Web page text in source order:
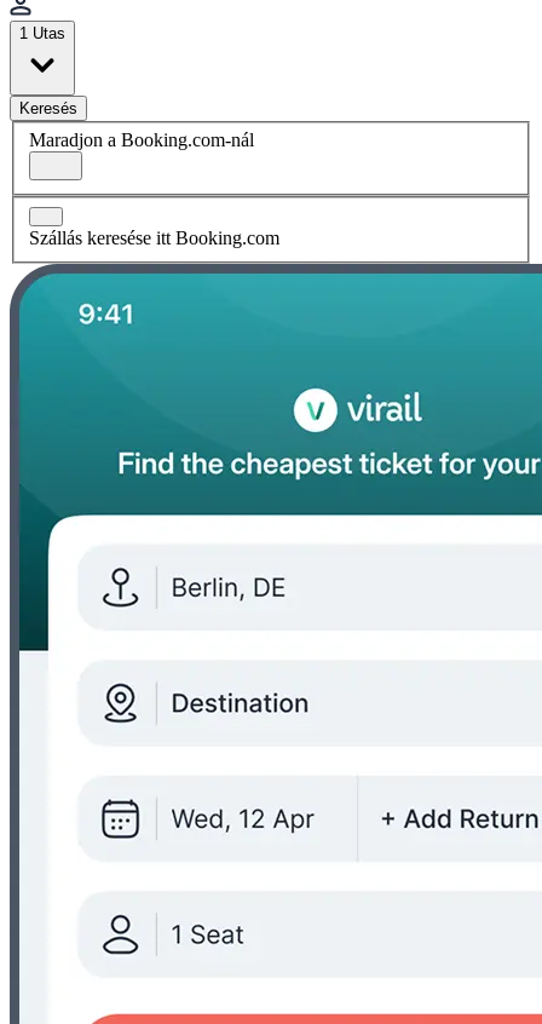
1 Utas
Keresés
Maradjon a Booking.com-nál
Szállás keresése itt Booking.com